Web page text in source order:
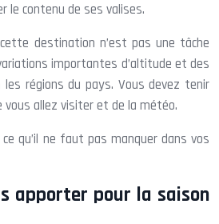
le contenu de ses valises.
destination n’est pas une tâche
importantes d’altitude et des
régions du pays. Vous devez tenir
allez visiter et de la météo.
qu’il ne faut pas manquer dans vos
apporter pour la saison